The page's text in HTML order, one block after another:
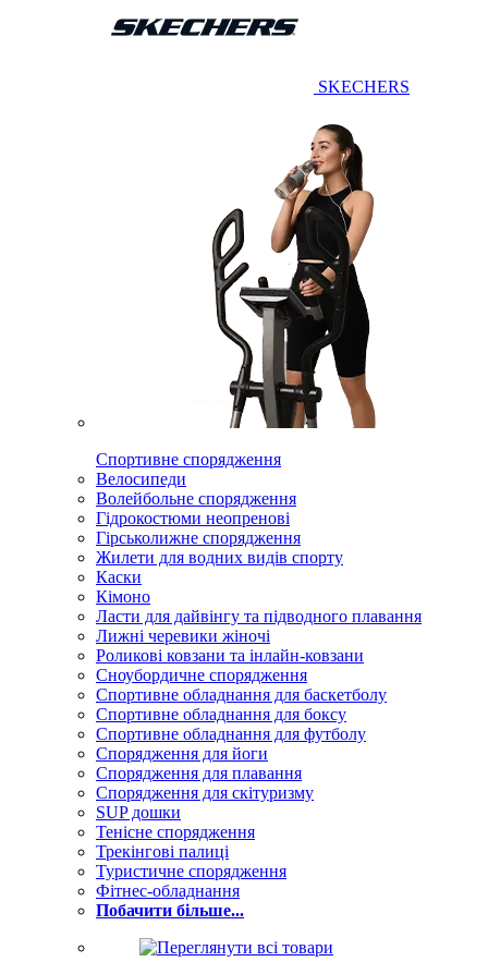
SKECHERS
Спортивне спорядження
Велосипеди
Волейбольне спорядження
Гідрокостюми неопренові
Гірськолижне спорядження
Жилети для водних видів спорту
Каски
Кімоно
Ласти для дайвінгу та підводного плавання
Лижні черевики жіночі
Роликові ковзани та інлайн-ковзани
Сноубордичне спорядження
Спортивне обладнання для баскетболу
Спортивне обладнання для боксу
Спортивне обладнання для футболу
Спорядження для йоги
Спорядження для плавання
Спорядження для скітуризму
SUP дошки
Тенісне спорядження
Трекінгові палиці
Туристичне спорядження
Фітнес-обладнання
Побачити більше...